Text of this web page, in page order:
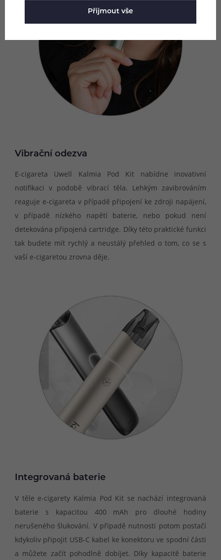
Vibrační odezva
E-cigareta Uwell Kalmia Pod Kit nabídne inovativní
notifikaci v podobě vibrací těla. Lehkým zavibrováním
reaguje e-cigareta v případě připojení ke zdroji napájení,
v případě nízkého napětí baterie, nebo pokud není
detekována připojená cartridge. Díky této praktické funkci
tak budete mít rychlý a neustálý přehled o tom, co se s
vaší e-cigaretou zrovna děje.
Integrovaná baterie
V těle e-cigarety Kalmia Pod Kit se nachází integrovaná
baterie s kapacitou 400 mAh pro dlouhé hodiny
nerušeného šlukování. V případě nutnosti potom postačí
kdykoliv připojit USB-C kabel ke konektoru ve spodní části
a můžete začít pohodlně dobíjet. Díky kapacitě baterie
Přijmout vše